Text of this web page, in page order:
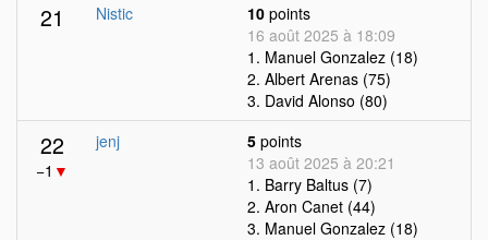
21 Nistic 10 points
16 août 2025 à 18:09
1. Manuel Gonzalez (18)
2. Albert Arenas (75)
3. David Alonso (80)
22
−1 ▼
jenj 5 points
13 août 2025 à 20:21
1. Barry Baltus (7)
2. Aron Canet (44)
3. Manuel Gonzalez (18)